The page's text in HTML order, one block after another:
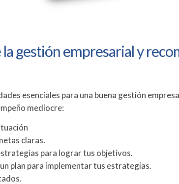
la gestión empresarial y
esenciales para una buena gestión
mediocre:
claras.
para lograr tus objetivos.
plan para implementar tus estrategias.